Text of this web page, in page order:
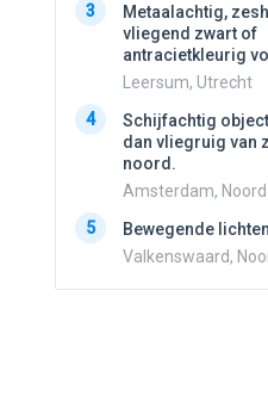
3
Metaalachtig,
vliegend zwart of
antracietkleurig
Leersum, Utrecht
4
Schijfachtig
dan vliegruig van
noord.
Amsterdam,
5
Bewegende lichten
Valkenswaard,